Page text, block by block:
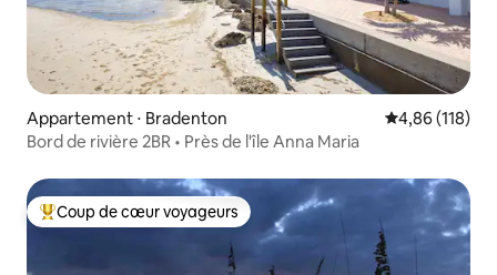
Appartement ⋅ Bradenton Évaluation
4,86 (118)
Bord de rivière 2BR • Près de l'île Anna Maria
Coups de cœur voyageurs les plus appréciés
Coup de cœur voyageurs